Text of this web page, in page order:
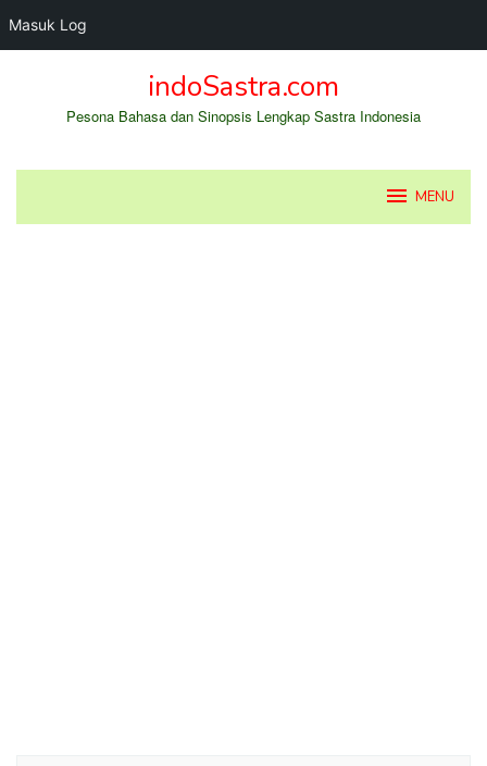
Masuk Log
indoSastra.com
Pesona Bahasa dan Sinopsis Lengkap Sastra Indonesia
MENU